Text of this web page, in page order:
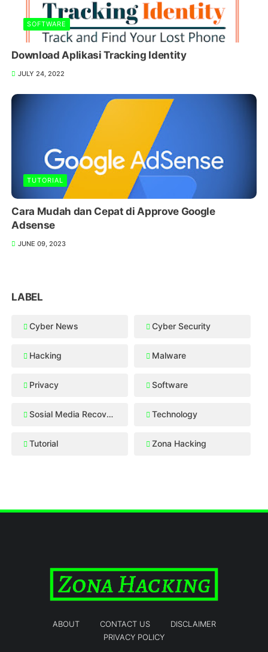
SOFTWARE
Download Aplikasi Tracking Identity
JULY 24, 2022
TUTORIAL
Cara Mudah dan Cepat di Approve Google
Adsense
JUNE 09, 2023
LABEL
Cyber News Cyber Security
Hacking Malware
Privacy Software
Sosial Media Recovery Technology
Tutorial Zona Hacking
ABOUT CONTACT US
DISCLAIMER
PRIVACY POLICY